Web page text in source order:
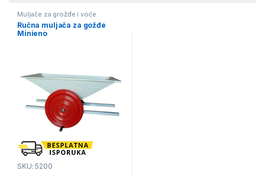
Muljače za grožđe i voće
Ručna muljača za gožđe
Minieno
SKU: 5200